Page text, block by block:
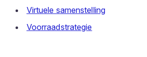
Virtuele samenstelling
Voorraadstrategie